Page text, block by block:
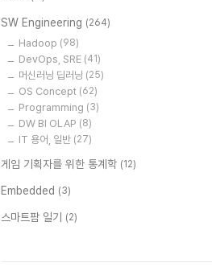
SW Engineering (264)
Hadoop (98)
DevOps, SRE (41)
머신러닝 딥러닝 (25)
OS Concept (62)
Programming (3)
DW BI OLAP (8)
IT 용어, 일반 (27)
게임 기획자를 위한 통계학 (12)
Embedded (3)
스마트팜 일기 (2)